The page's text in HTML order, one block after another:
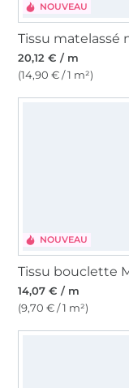
NOUVEAU
20,12 € / m
(14,90 € / 1 m²)
NOUVEAU
14,07 € / m
(9,70 € / 1 m²)